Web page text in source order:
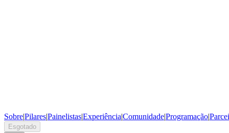
Sobre|Pilares|Painelistas|Experiência|Comunidade|Programação|
Esgotado